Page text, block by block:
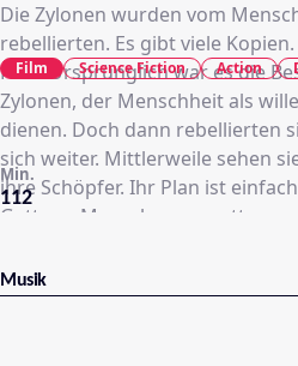
Die Zylonen wurden vom
rebellierten. Es gibt viele
Plan. Ursprünglich war es die Bestimmung der
Zylonen, der Menschheit als
dienen. Doch dann rebellierten
sich weiter. Mittlerweile sehen
ihre Schöpfer. Ihr Plan ist
Gattung Mensch auszurotten,
Maschinenwesen hat nur einen
Überlebende, denen die Flucht
112
Min.
Film Science Fiction Action
Musik